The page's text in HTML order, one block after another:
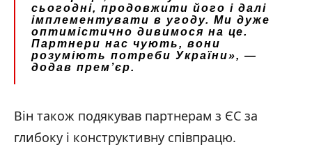
сьогодні, продовжити його і далі
імплементувати в угоду. Ми дуже
оптимістично дивимося на це.
Партнери нас чують, вони
розуміють потреби України», —
додав прем’єр.
Він також подякував партнерам з ЄС за
глибоку і конструктивну співпрацю.